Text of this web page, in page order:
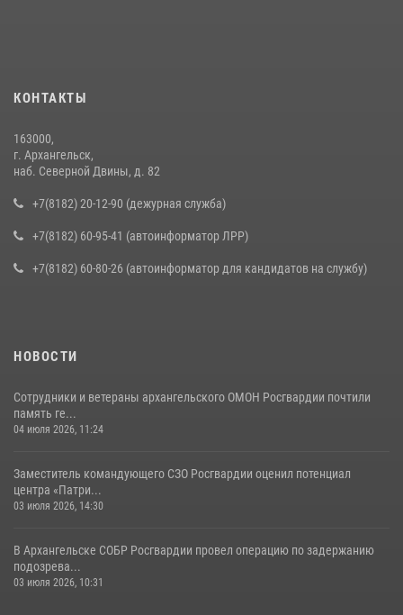
КОНТАКТЫ
163000,
г. Архангельск,
наб. Северной Двины, д. 82
+7(8182) 20-12-90 (дежурная служба)
+7(8182) 60-95-41 (автоинформатор ЛРР)
+7(8182) 60-80-26 (автоинформатор для кандидатов на службу)
НОВОСТИ
Сотрудники и ветераны архангельского ОМОН Росгвардии почтили
память ге...
04 июля 2026, 11:24
Заместитель командующего СЗО Росгвардии оценил потенциал
центра «Патри...
03 июля 2026, 14:30
В Архангельске СОБР Росгвардии провел операцию по задержанию
подозрева...
03 июля 2026, 10:31